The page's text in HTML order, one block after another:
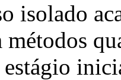
isolado
métodos